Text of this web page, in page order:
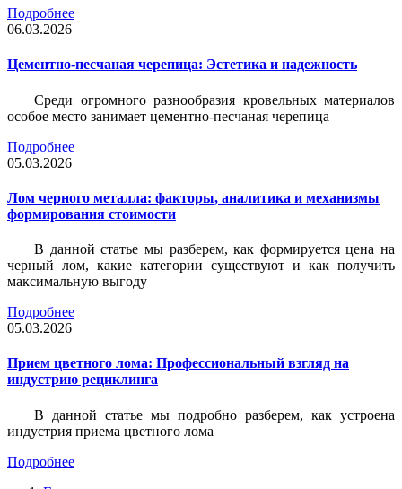
Подробнее
06.03.2026
Цементно-песчаная черепица: Эстетика и надежность
Среди огромного разнообразия кровельных материалов
особое место занимает цементно-песчаная черепица
Подробнее
05.03.2026
Лом черного металла: факторы, аналитика и механизмы
формирования стоимости
В данной статье мы разберем, как формируется цена на
черный лом, какие категории существуют и как получить
максимальную выгоду
Подробнее
05.03.2026
Прием цветного лома: Профессиональный взгляд на
индустрию рециклинга
В данной статье мы подробно разберем, как устроена
индустрия приема цветного лома
Подробнее